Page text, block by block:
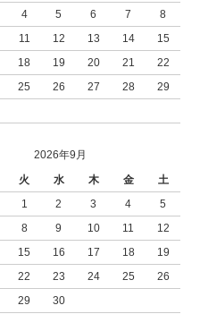
4 5 6 7
8
11 12 13 14
15
18 19 20 21
22
25 26 27 28
29
2026年9月
火 水 木 金
土
1
2 3 4
5
8 9 10 11
12
15 16 17 18
19
22 23 24 25
26
29 30